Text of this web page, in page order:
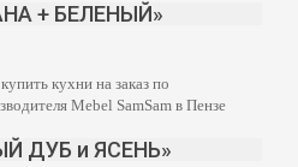
+ БЕЛЕНЫЙ»
ДУБ и ЯСЕНЬ»